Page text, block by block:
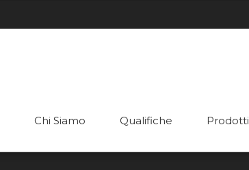
Chi Siamo Qualifiche Prodotti